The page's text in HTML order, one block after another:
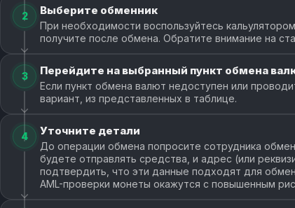
2 Выберите обменник
При необходимости воспользуйтесь
получите после обмена. Обратите внимание на
3 Перейдите на выбранный пункт обмена
Если пункт обмена валют недоступен или
вариант, из представленных в таблице.
4 Уточните детали
До операции обмена попросите сотрудника
будете отправлять средства, и адрес (или
подтвердить, что эти данные подходят для
AML-проверки монеты окажутся с повышенным